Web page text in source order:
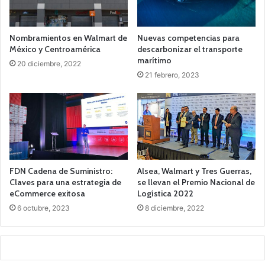
Nombramientos en Walmart de
México y Centroamérica
20 diciembre, 2022
Nuevas competencias para
descarbonizar el transporte
marítimo
21 febrero, 2023
FDN Cadena de Suministro:
Claves para una estrategia de
eCommerce exitosa
6 octubre, 2023
Alsea, Walmart y Tres Guerras,
se llevan el Premio Nacional de
Logística 2022
8 diciembre, 2022